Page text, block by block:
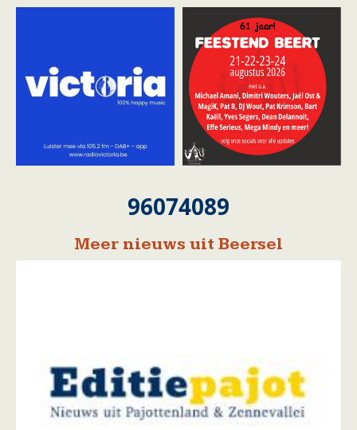
96074089
Meer nieuws uit Beersel